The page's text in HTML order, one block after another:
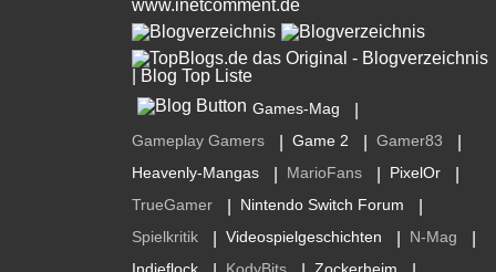
Games-Mag
Gameplay Gamers Game 2 Gamer83
Heavenly-Mangas MarioFans PixelOr
TrueGamer Nintendo Switch Forum
Spielkritik Videospielgeschichten N-Mag